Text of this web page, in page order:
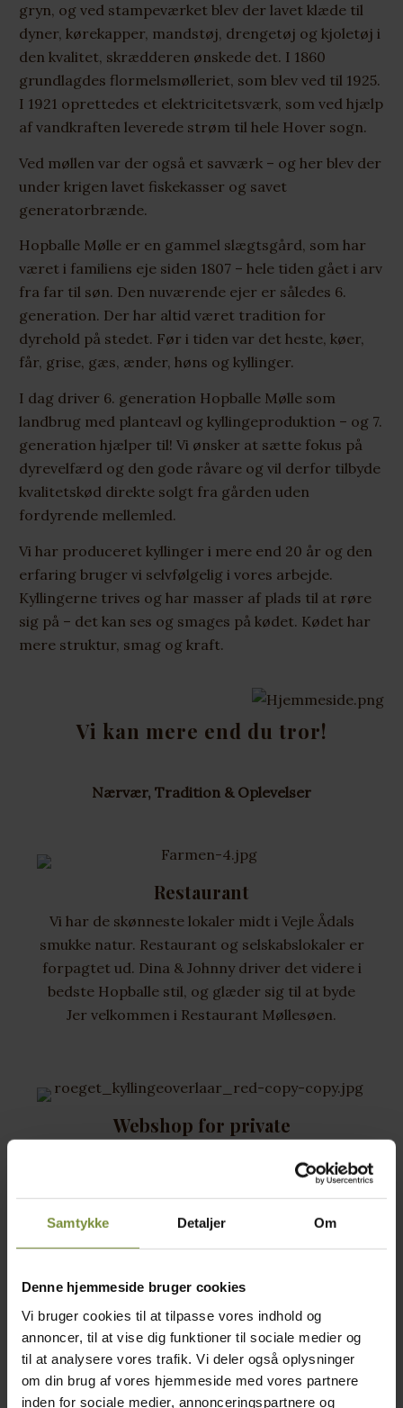
Samtykke Detaljer Om
Denne hjemmeside bruger cookies
Vi bruger cookies til at tilpasse vores indhold og
annoncer, til at vise dig funktioner til sociale medier og
til at analysere vores trafik. Vi deler også oplysninger
om din brug af vores hjemmeside med vores partnere
inden for sociale medier, annonceringspartnere og
gryn, og ved stampeværket blev der lavet klæde til
dyner, kørekapper, mandstøj, drengetøj og kjoletøj i
den kvalitet, skrædderen ønskede det. I 1860
grundlagdes flormelsmølleriet, som blev ved til 1925.
I 1921 oprettedes et elektricitetsværk, som ved hjælp
af vandkraften leverede strøm til hele Hover sogn.
Ved møllen var der også et savværk – og her blev der
under krigen lavet fiskekasser og savet
generatorbrænde.
Hopballe Mølle er en gammel slægtsgård, som har
været i familiens eje siden 1807 – hele tiden gået i arv
fra far til søn. Den nuværende ejer er således 6.
generation. Der har altid været tradition for
dyrehold på stedet. Før i tiden var det heste, køer,
får, grise, gæs, ænder, høns og kyllinger.
I dag driver 6. generation Hopballe Mølle som
landbrug med planteavl og kyllingeproduktion – og 7.
generation hjælper til! Vi ønsker at sætte fokus på
dyrevelfærd og den gode råvare og vil derfor tilbyde
kvalitetskød direkte solgt fra gården uden
fordyrende mellemled.
Vi har produceret kyllinger i mere end 20 år og den
erfaring bruger vi selvfølgelig i vores arbejde.
Kyllingerne trives og har masser af plads til at røre
sig på – det kan ses og smages på kødet. Kødet har
mere struktur, smag og kraft.
Vi kan mere end du tror!
Nærvær, Tradition & Oplevelser
Restaurant
Vi har de skønneste lokaler midt i Vejle Ådals
smukke natur. Restaurant og selskabslokaler er
forpagtet ud. Dina & Johnny driver det videre i
bedste Hopballe stil, og glæder sig til at byde
Jer velkommen i Restaurant Møllesøen.
Webshop for private
friskslagtet kylling og vores egne Hopballe
specialiteter direkte til din dør 2 gange om
ugen​.
Gårdbutik fyldt med atmosfære
Gårdbutikken har åbent torsdag - søndag fra
10.00-17.00. Her finder du naturligvis vores